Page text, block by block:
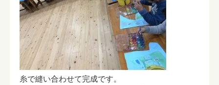
糸で縫い合わせて完成です。